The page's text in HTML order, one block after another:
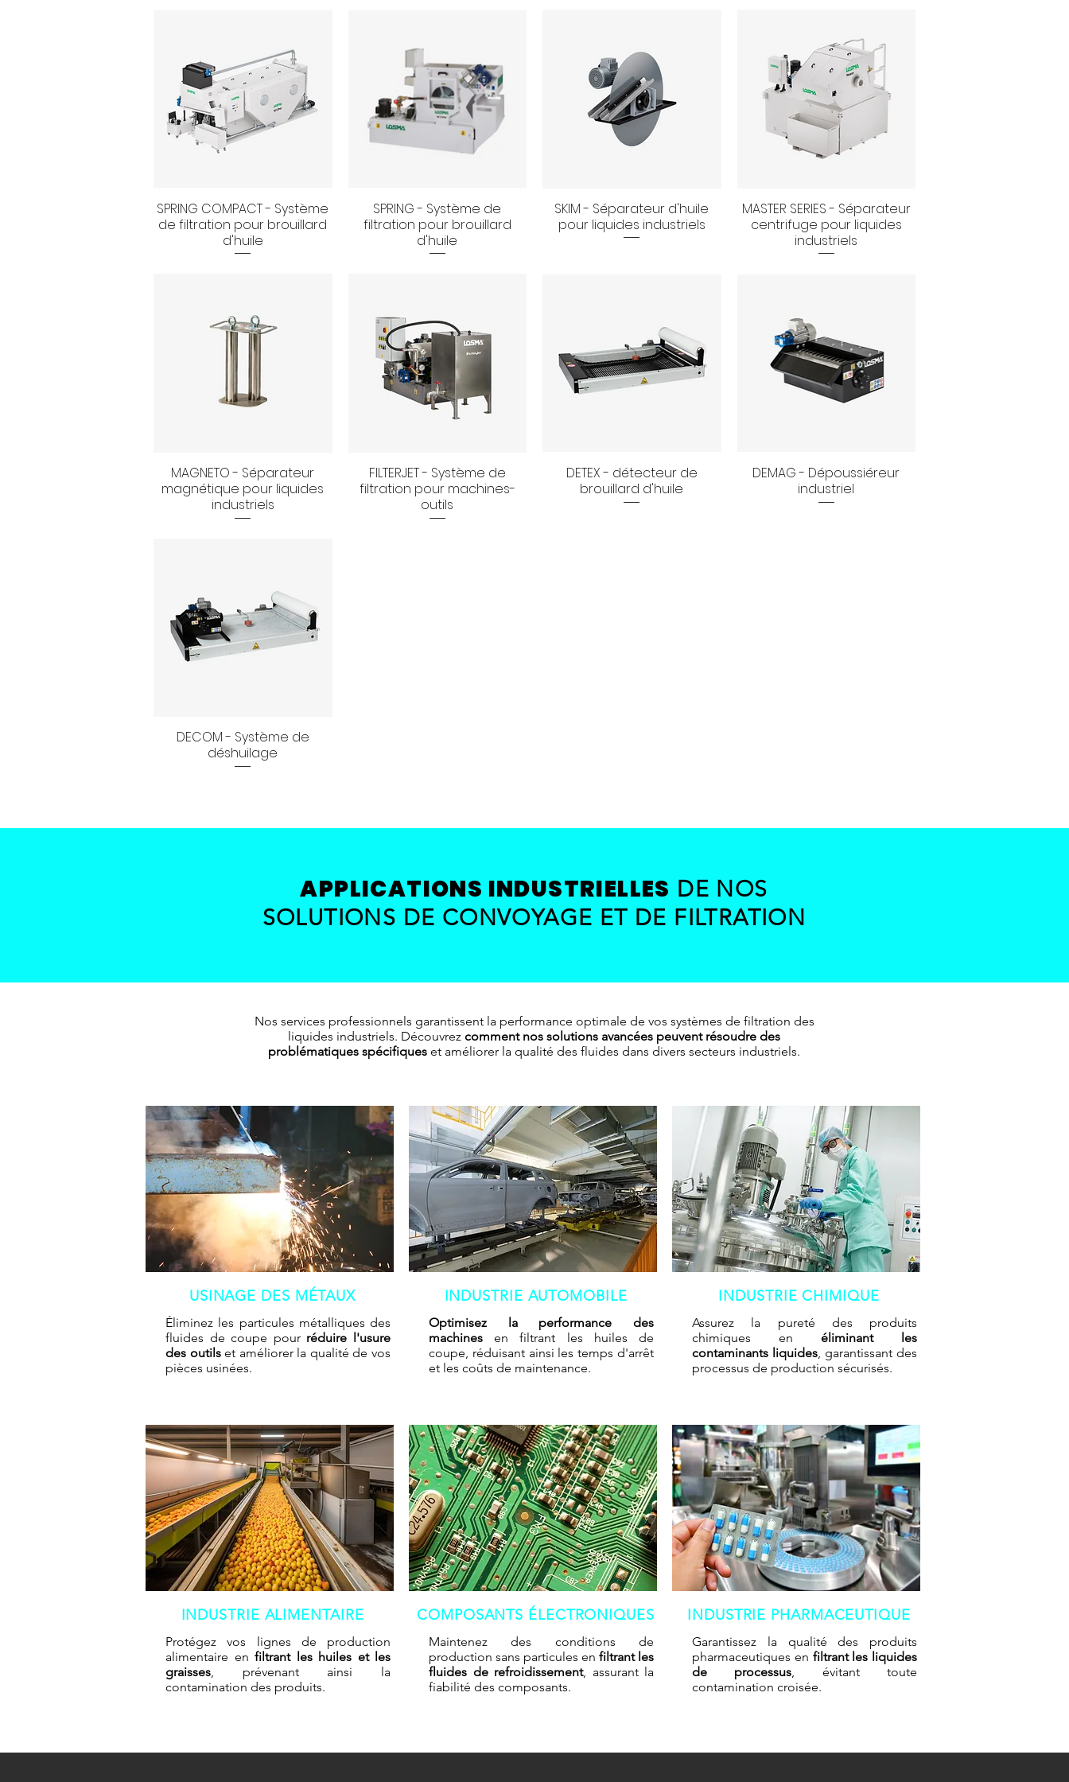
Aperçu rapide
SPRING COMPACT - Système
de filtration pour brouillard
d'huile
Aperçu rapide
SPRING - Système de
filtration pour brouillard
d'huile
Aperçu rapide
SKIM - Séparateur d'huile
pour liquides industriels
Aperçu rapide
MASTER SERIES - Séparateur
centrifuge pour liquides
industriels
Aperçu rapide
MAGNETO - Séparateur
magnétique pour liquides
industriels
Aperçu rapide
FILTERJET - Système de
filtration pour machines-
outils
Aperçu rapide
DETEX - détecteur de
brouillard d'huile
Aperçu rapide
DEMAG - Dépoussiéreur
industriel
Aperçu rapide
DECOM - Système de
déshuilage
APPLICATIONS INDUSTRIELLES DE NOS
SOLUTIONS DE CONVOYAGE ET DE FILTRATION
Nos services professionnels garantissent la performance optimale de vos systèmes de filtration des
liquides industriels. Découvrez comment nos solutions avancées peuvent résoudre des
problématiques spécifiques et améliorer la qualité des fluides dans divers secteurs industriels.
USINAGE DES MÉTAUX
Éliminez les particules métalliques des
fluides de coupe pour réduire l'usure
des outilset améliorer la qualité de vos
pièces usinées.
INDUSTRIE ALIMENTAIRE
Protégez vos lignes de production
alimentaire en filtrant les huiles et les
graisses, prévenant ainsi la
contamination des produits.
INDUSTRIE AUTOMOBILE
Optimisez la performance des
machines en filtrant les huiles de
coupe, réduisant ainsi les temps d'arrêt
et les coûts de maintenance.
COMPOSANTS ÉLECTRONIQUES
Maintenez des conditions de
production sans particules en filtrant les
fluides de refroidissement, assurant la
fiabilité des composants.
INDUSTRIE CHIMIQUE
Assurez la pureté des produits
chimiques en éliminant les
contaminants liquides, garantissant des
processus de production sécurisés.
INDUSTRIE PHARMACEUTIQUE
Garantissez la qualité des produits
pharmaceutiques en filtrant les liquides
de processus, évitant toute
contamination croisée.